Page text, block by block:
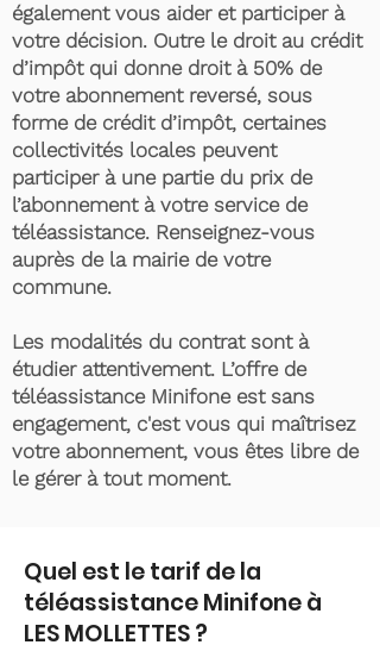
également vous aider et participer à
votre décision. Outre le droit au crédit
d’impôt qui donne droit à 50% de
votre abonnement reversé, sous
forme de crédit d’impôt, certaines
collectivités locales peuvent
participer à une partie du prix de
l’abonnement à votre service de
téléassistance. Renseignez-vous
auprès de la mairie de votre
commune.
Les modalités du contrat sont à
étudier attentivement. L’offre de
téléassistance Minifone est sans
engagement, c'est vous qui maîtrisez
votre abonnement, vous êtes libre de
le gérer à tout moment.
Quel est le tarif de la
téléassistance Minifone à
LES MOLLETTES ?